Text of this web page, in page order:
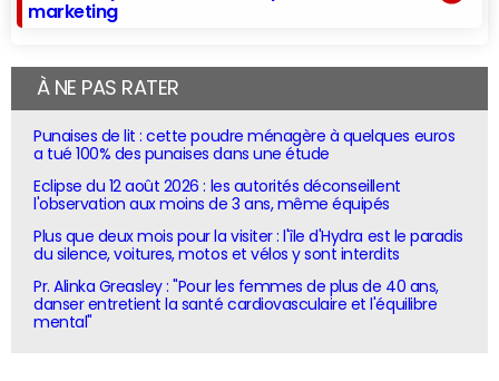
marketing
À NE PAS RATER
Punaises de lit : cette poudre ménagère à quelques euros
a tué 100% des punaises dans une étude
Eclipse du 12 août 2026 : les autorités déconseillent
l'observation aux moins de 3 ans, même équipés
Plus que deux mois pour la visiter : l'île d'Hydra est le paradis
du silence, voitures, motos et vélos y sont interdits
Pr. Alinka Greasley : "Pour les femmes de plus de 40 ans,
danser entretient la santé cardiovasculaire et l'équilibre
mental"